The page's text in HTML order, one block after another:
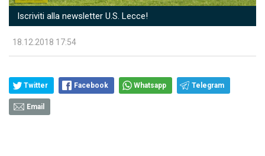
Iscriviti alla newsletter U.S. Lecce!
18.12.2018 17:54
Twitter Facebook Whatsapp Telegram
Email